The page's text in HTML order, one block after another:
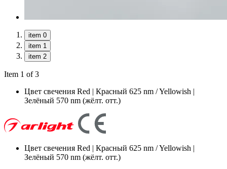
item 0
item 1
item 2
Item 1 of 3
Цвет свечения Red | Красный 625 nm / Yellowish |
Зелёный 570 nm (жёлт. отт.)
Цвет свечения Red | Красный 625 nm / Yellowish |
Зелёный 570 nm (жёлт. отт.)